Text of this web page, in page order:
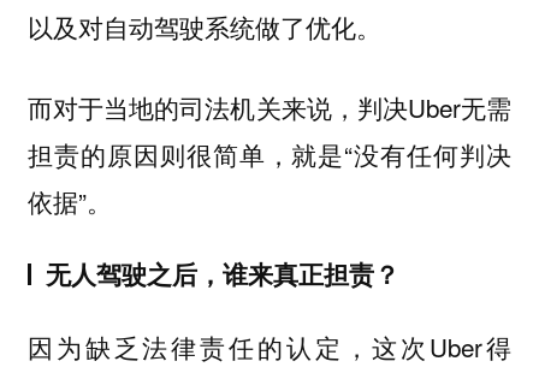
以及对自动驾驶系统做了优化。
而对于当地的司法机关来说，判决Uber无需
担责的原因则很简单，就是“没有任何判决
依据”。
无人驾驶之后，谁来真正担责？
因为缺乏法律责任的认定，这次Uber得